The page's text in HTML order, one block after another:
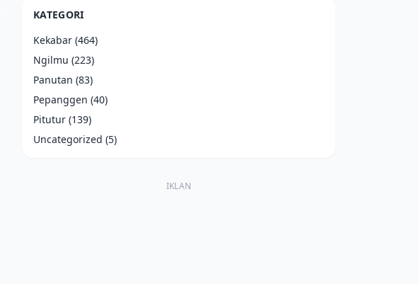
KATEGORI
Kekabar (464)
Ngilmu (223)
Panutan (83)
Pepanggen (40)
Pitutur (139)
Uncategorized (5)
IKLAN